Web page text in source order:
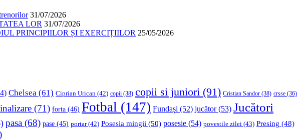
31/07/2026
LOR 31/07/2026
PRINCIPIILOR ȘI EXERCIȚIILOR 25/05/2026
Chelsea (61) Ciprian Urican (42) copii (38) copii si juniori (91) Cristian Sandor (38) crsse (36)
(71) forta (46) Fotbal (147) Fundași (52) jucător(53) Jucători
pasa (68) pase (45) portar(42) Posesia mingii (50) posesie (54) povestile zilei (43) Presing (48)